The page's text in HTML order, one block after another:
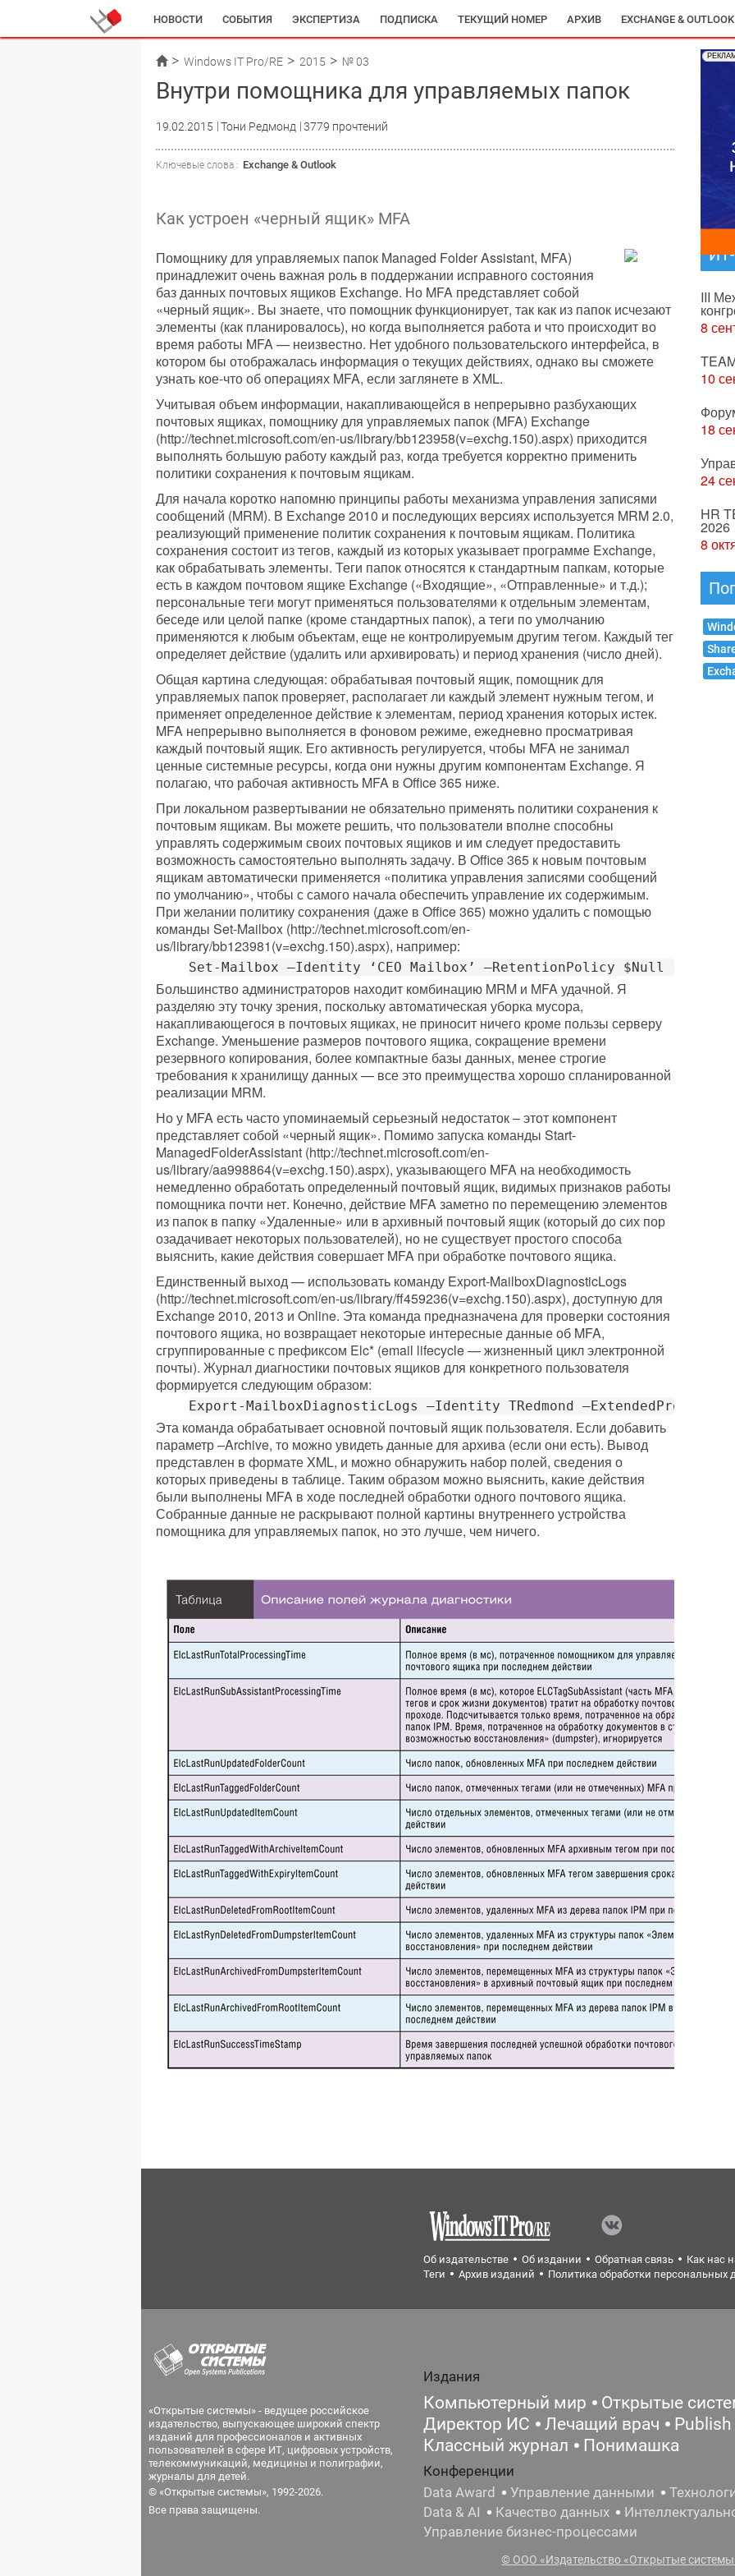
НОВОСТИ СОБЫТИЯ ЭКСПЕРТИЗА ПОДПИСКА ТЕКУЩИЙ НОМЕР АРХИВ EXCHANGE & OUTLOOK
Windows IT Pro/RE 2015 № 03
Внутри помощника для управляемых папок
19.02.2015 Тони Редмонд 3779 прочтений
Ключевые слова : Exchange & Outlook
Как устроен «черный ящик» MFA
Помощнику для управляемых папок Managed Folder Assistant, MFA)
принадлежит очень важная роль в поддержании исправного состояния
баз данных почтовых ящиков Exchange. Но MFA представляет собой
«черный ящик». Вы знаете, что помощник функционирует, так как из папок исчезают
элементы (как планировалось), но когда выполняется работа и что происходит во
время работы MFA — неизвестно. Нет удобного пользовательского интерфейса, в
котором бы отображалась информация о текущих действиях, однако вы сможете
узнать кое-что об операциях MFA, если заглянете в XML.
Учитывая объем информации, накапливающейся в непрерывно разбухающих
почтовых ящиках, помощнику для управляемых папок (MFA) Exchange
(http://technet.microsoft.com/en-us/library/bb123958(v=exchg.150).aspx) приходится
выполнять большую работу каждый раз, когда требуется корректно применить
политики сохранения к почтовым ящикам.
Для начала коротко напомню принципы работы механизма управления записями
сообщений (MRM). В Exchange 2010 и последующих версиях используется MRM 2.0,
реализующий применение политик сохранения к почтовым ящикам. Политика
сохранения состоит из тегов, каждый из которых указывает программе Exchange,
как обрабатывать элементы. Теги папок относятся к стандартным папкам, которые
есть в каждом почтовом ящике Exchange («Входящие», «Отправленные» и т.д.);
персональные теги могут применяться пользователями к отдельным элементам,
беседе или целой папке (кроме стандартных папок), а теги по умолчанию
применяются к любым объектам, еще не контролируемым другим тегом. Каждый тег
определяет действие (удалить или архивировать) и период хранения (число дней).
Общая картина следующая: обрабатывая почтовый ящик, помощник для
управляемых папок проверяет, располагает ли каждый элемент нужным тегом, и
применяет определенное действие к элементам, период хранения которых истек.
MFA непрерывно выполняется в фоновом режиме, ежедневно просматривая
каждый почтовый ящик. Его активность регулируется, чтобы MFA не занимал
ценные системные ресурсы, когда они нужны другим компонентам Exchange. Я
полагаю, что рабочая активность MFA в Office 365 ниже.
При локальном развертывании не обязательно применять политики сохранения к
почтовым ящикам. Вы можете решить, что пользователи вполне способны
управлять содержимым своих почтовых ящиков и им следует предоставить
возможность самостоятельно выполнять задачу. В Office 365 к новым почтовым
ящикам автоматически применяется «политика управления записями сообщений
по умолчанию», чтобы с самого начала обеспечить управление их содержимым.
При желании политику сохранения (даже в Office 365) можно удалить с помощью
команды Set-Mailbox (http://technet.microsoft.com/en-
us/library/bb123981(v=exchg.150).aspx), например:
Set-Mailbox –Identity ‘CEO Mailbox’ –RetentionPolicy $Null
Большинство администраторов находит комбинацию MRM и MFA удачной. Я
разделяю эту точку зрения, поскольку автоматическая уборка мусора,
накапливающегося в почтовых ящиках, не приносит ничего кроме пользы серверу
Exchange. Уменьшение размеров почтового ящика, сокращение времени
резервного копирования, более компактные базы данных, менее строгие
требования к хранилищу данных — все это преимущества хорошо спланированной
реализации MRM.
Но у MFA есть часто упоминаемый серьезный недостаток – этот компонент
представляет собой «черный ящик». Помимо запуска команды Start-
ManagedFolderAssistant (http://technet.microsoft.com/en-
us/library/aa998864(v=exchg.150).aspx), указывающего MFA на необходимость
немедленно обработать определенный почтовый ящик, видимых признаков работы
помощника почти нет. Конечно, действие MFA заметно по перемещению элементов
из папок в папку «Удаленные» или в архивный почтовый ящик (который до сих пор
озадачивает некоторых пользователей), но не существует простого способа
выяснить, какие действия совершает MFA при обработке почтового ящика.
Единственный выход — использовать команду Export-MailboxDiagnosticLogs
(http://technet.microsoft.com/en-us/library/ff459236(v=exchg.150).aspx), доступную для
Exchange 2010, 2013 и Online. Эта команда предназначена для проверки состояния
почтового ящика, но возвращает некоторые интересные данные об MFA,
сгруппированные с префиксом Elc* (email lifecycle — жизненный цикл электронной
почты). Журнал диагностики почтовых ящиков для конкретного пользователя
формируется следующим образом:
Export-MailboxDiagnosticLogs –Identity TRedmond
Эта команда обрабатывает основной почтовый ящик пользователя. Если добавить
параметр –Archive, то можно увидеть данные для архива (если они есть). Вывод
представлен в формате XML, и можно обнаружить набор полей, сведения о
которых приведены в таблице. Таким образом можно выяснить, какие действия
были выполнены MFA в ходе последней обработки одного почтового ящика.
Собранные данные не раскрывают полной картины внутреннего устройства
помощника для управляемых папок, но это лучше, чем ничего.
III
8
10
18
24
HR
2026
8
Об издательстве Об издании Обратная связь
Как нас
Теги
Архив изданий Политика обработки персональных
«Открытые системы» - ведущее российское
издательство, выпускающее широкий спектр
изданий для профессионалов и активных
пользователей в сфере ИТ, цифровых устройств,
телекоммуникаций, медицины и полиграфии,
журналы для детей.
© «Открытые системы», 1992-2026.
Все права защищены.
Издания
Компьютерный мир
Открытые
Директор ИС
Лечащий врач
Publish
Классный журнал
Понимашка
Конференции
Data Award
Управление данными
Data & AI
Качество данных
Управление бизнес-процессами
© ООО «Издательство «Открытые